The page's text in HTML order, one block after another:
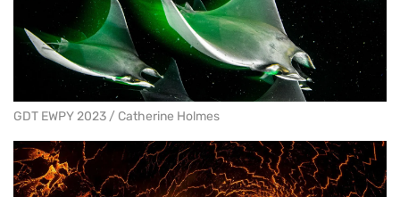
GDT EWPY 2023 / Catherine Holmes